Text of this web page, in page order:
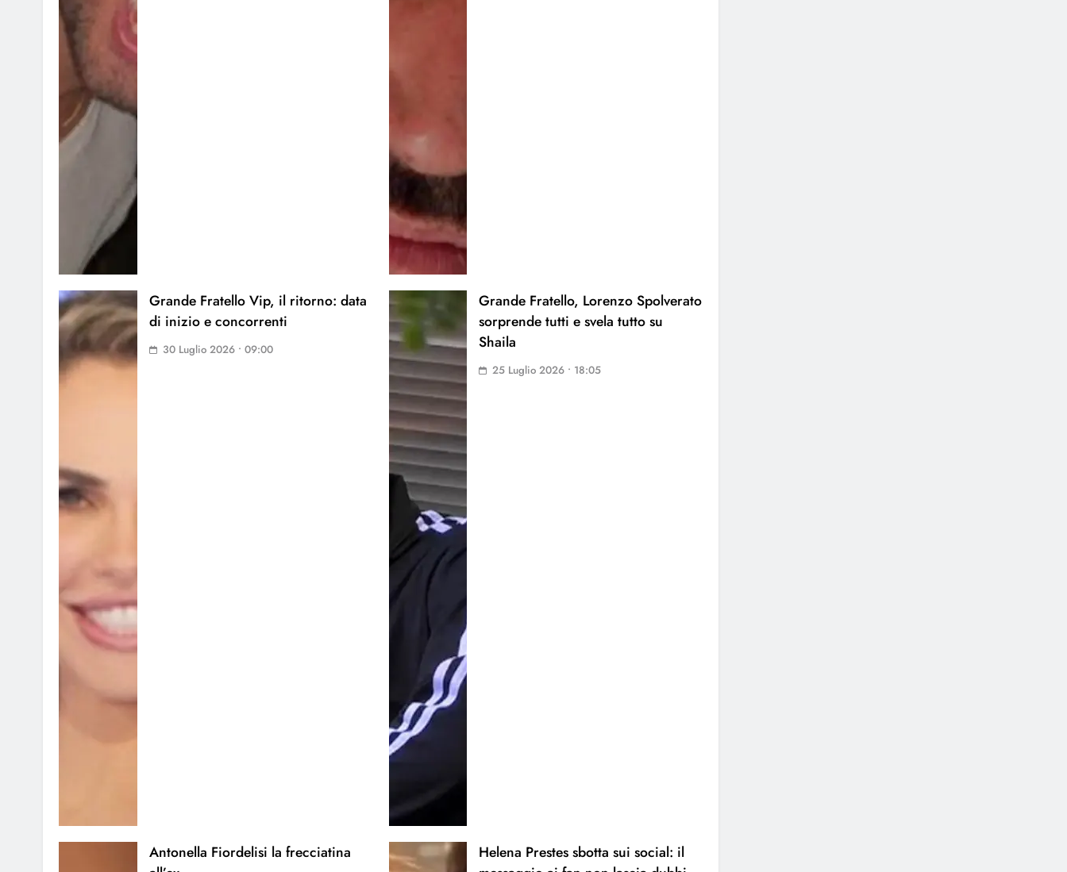
Grande Fratello Vip, il ritorno: data
di inizio e concorrenti
30 Luglio 2026 • 09:00
Grande Fratello, Lorenzo Spolverato
sorprende tutti e svela tutto su
Shaila
25 Luglio 2026 • 18:05
Antonella Fiordelisi la frecciatina
Helena Prestes sbotta sui social: il